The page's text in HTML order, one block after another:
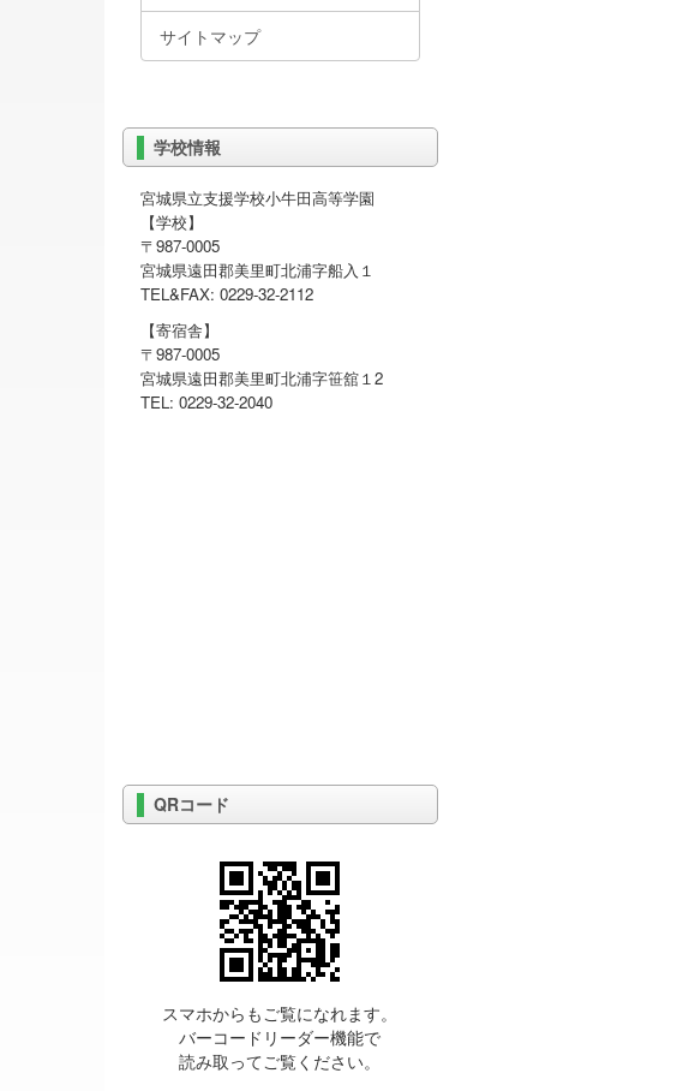
サイトマップ
学校情報
宮城県立支援学校小牛田高等学園
【学校】
〒987-0005
宮城県遠田郡美里町北浦字船入１
TEL&FAX: 0229-32-2112
【寄宿舎】
〒987-0005
宮城県遠田郡美里町北浦字笹舘１2
TEL: 0229-32-2040
QRコード
スマホからもご覧になれます。
バーコードリーダー機能で
読み取ってご覧ください。